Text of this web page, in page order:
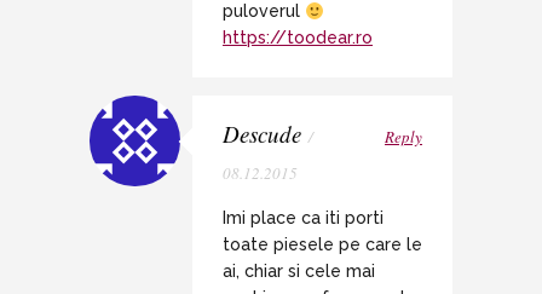
puloverul
https://toodear.ro
Descude /
08.12.2015
Reply
Imi place ca iti porti
toate piesele pe care le
ai, chiar si cele mai